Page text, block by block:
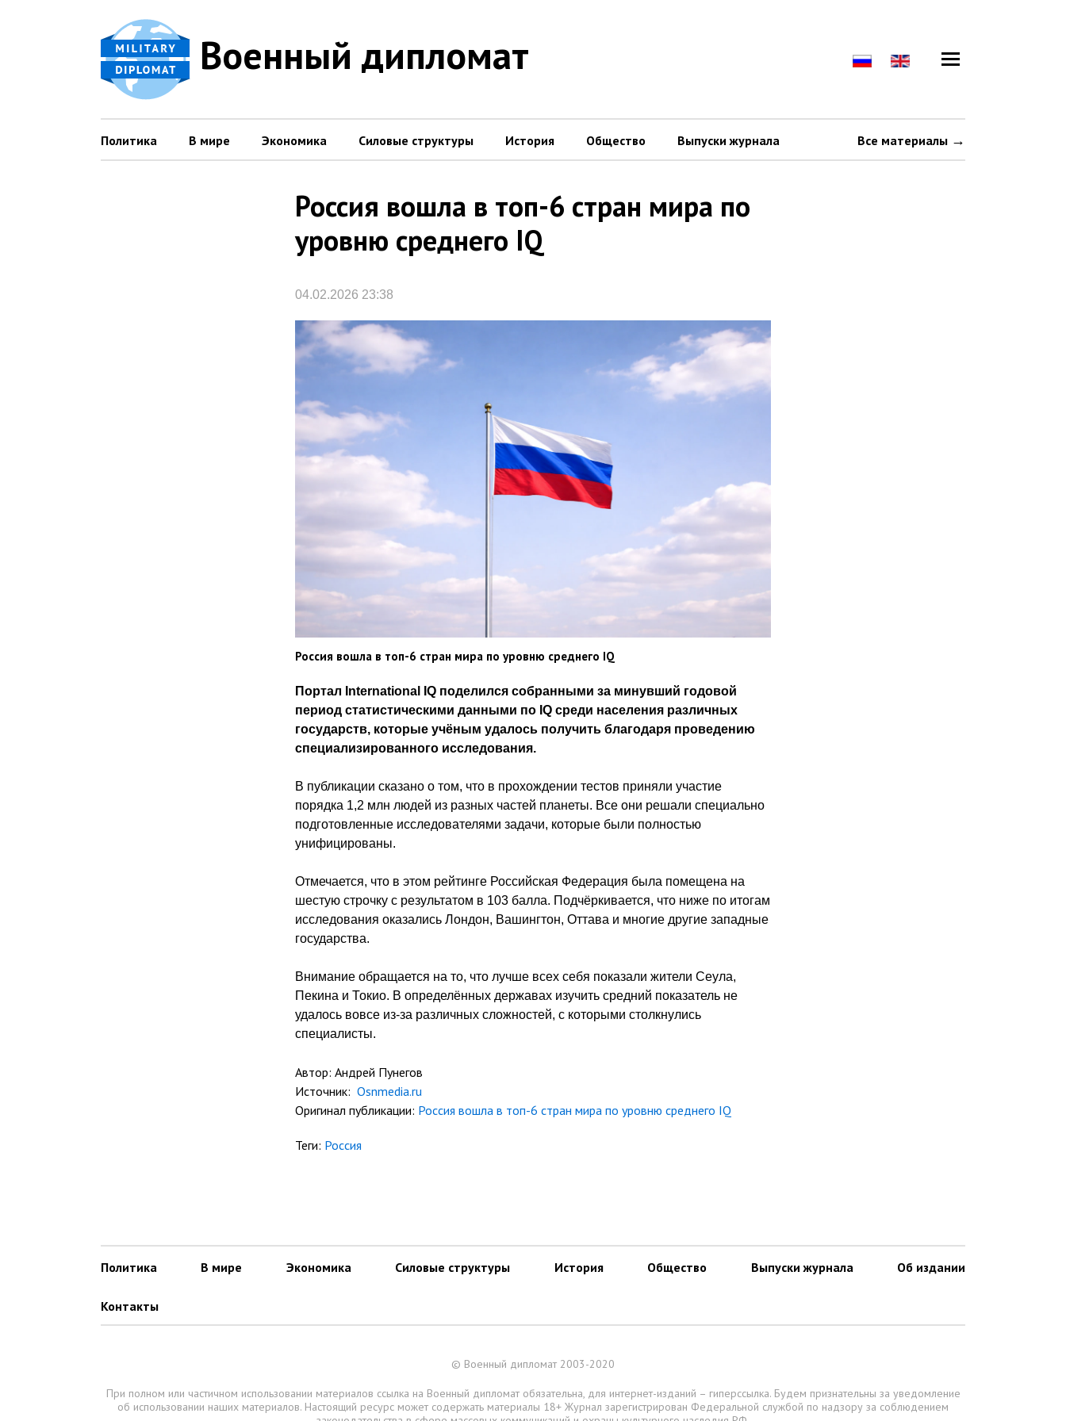
Военный дипломат
Политика В мире Экономика Силовые структуры История Общество Выпуски журнала Все материалы
Россия вошла в топ-6 стран мира по
уровню среднего IQ
04.02.2026 23:38
Россия вошла в топ-6 стран мира по уровню среднего IQ
Портал International IQ поделился собранными за минувший годовой
период статистическими данными по IQ среди населения различных
государств, которые учёным удалось получить благодаря проведению
специализированного исследования.
В публикации сказано о том, что в прохождении тестов приняли участие
порядка 1,2 млн людей из разных частей планеты. Все они решали специально
подготовленные исследователями задачи, которые были полностью
унифицированы.
Отмечается, что в этом рейтинге Российская Федерация была помещена на
шестую строчку с результатом в 103 балла. Подчёркивается, что ниже по итогам
исследования оказались Лондон, Вашингтон, Оттава и многие другие западные
государства.
Внимание обращается на то, что лучше всех себя показали жители Сеула,
Пекина и Токио. В определённых державах изучить средний показатель не
удалось вовсе из-за различных сложностей, с которыми столкнулись
специалисты.
Автор: Андрей Пунегов
Источник: Osnmedia.ru
Оригинал публикации: Россия вошла в топ-6 стран мира по уровню среднего IQ
Теги: Россия
Политика В мире Экономика Силовые структуры История Общество Выпуски журнала Об издании
Контакты
© Военный дипломат 2003-2020
При полном или частичном использовании материалов ссылка на Военный дипломат обязательна, для интернет-изданий – гиперссылка. Будем признательны за уведомление
об использовании наших материалов. Настоящий ресурс может содержать материалы 18+ Журнал зарегистрирован Федеральной службой по надзору за соблюдением